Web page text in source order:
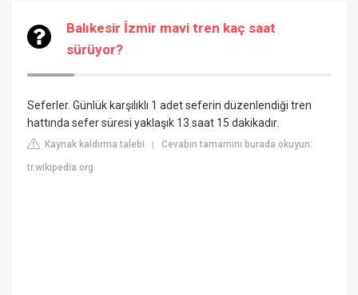
Balıkesir İzmir mavi tren kaç saat
sürüyor?
Seferler. Günlük karşılıklı 1 adet seferin düzenlendiği tren
hattında sefer süresi yaklaşık 13 saat 15 dakikadır.
Kaynak kaldırma talebi |Cevabın tamamını burada okuyun:
tr.wikipedia.org